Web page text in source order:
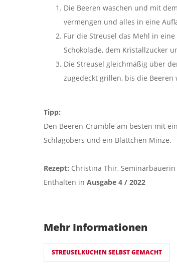
Die Beeren waschen und mit
vermengen und alles in eine
Für die Streusel das Mehl in
Schokolade, dem Kristallzucker
Die Streusel gleichmäßig über
zugedeckt grillen, bis die
Tipp:
Den Beeren-Crumble am besten mit
Schlagobers und ein Blättchen Minze.
Rezept: Christina Thir, Seminarbäuerin
Enthalten in Ausgabe 4 / 2022
Mehr Informationen
STREUSELKUCHEN SELBST GEMACHT